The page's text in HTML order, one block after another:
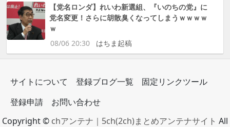
【党名ロンダ】れいわ新選組、『いのちの党』に
党名変更！さらに胡散臭くなってしまうｗｗｗｗ
ｗ
08/06 20:30
はちま起稿
サイトについて 登録ブログ一覧
固定リンクツール
登録申請
お問い合わせ
Copyright © chアンテナ｜5ch(2ch)まとめアンテナサイト All